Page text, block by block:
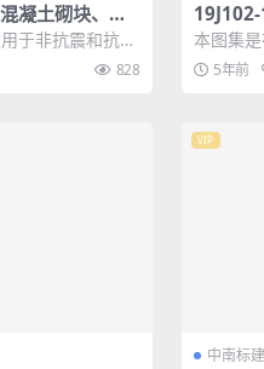
凝土砌块、板
于非抗震和抗震
地区的蒸压加气
828
心砌块
本图集
砌块墙
凝...5年前
VIP
中南标